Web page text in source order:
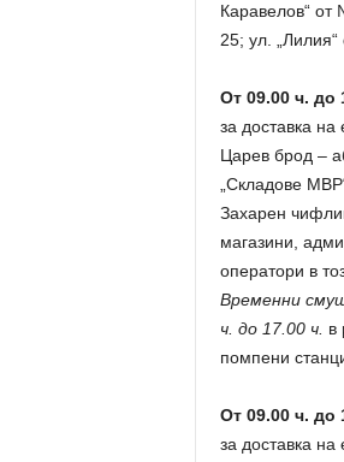
Каравелов“
25; ул.
От 09.00 ч. до
за доставка
Царев брод –
„Складове
Захарен
магазини,
оператори в
Временни
ч. до 17.00 ч. в
помпени
От 09.00 ч. до
за доставка